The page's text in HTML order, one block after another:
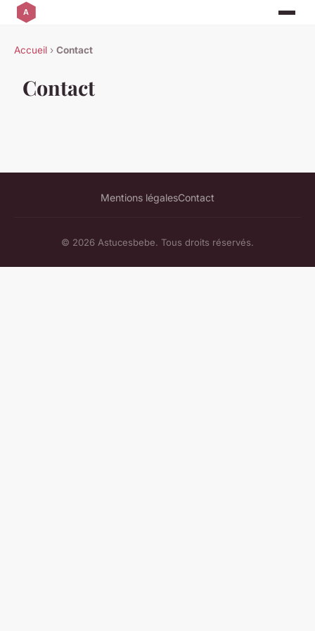
Accueil › Contact
Contact
Mentions légalesContact
© 2026 Astucesbebe. Tous droits réservés.